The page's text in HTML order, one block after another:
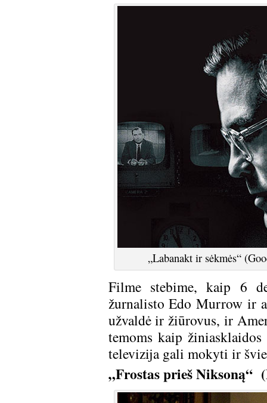
„Labanakt ir sėkmės“
Filme stebime, kaip 6
žurnalisto Edo Murrow ir
užvaldė ir žiūrovus, ir
temoms kaip
televizija gali mokyti ir
„Frostas prieš Niksoną“